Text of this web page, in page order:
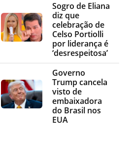
Sogro de Eliana
diz que
celebração de
Celso Portiolli
por liderança é
‘desrespeitosa’
Governo
Trump cancela
visto de
embaixadora
do Brasil nos
EUA